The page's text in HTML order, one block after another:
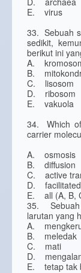
E. virus
33. Sebuah
sedikit,
berikut ini
A.
B.
C. lisosom
D. ribosom
E. vakuola
34. Which
carrier
A. osmosis
B. diffusion
C. active
D.
E. all (A, B,
35. Sebuah
larutan yang
A.
B. meledak
C. mati
D.
E. tetap tak